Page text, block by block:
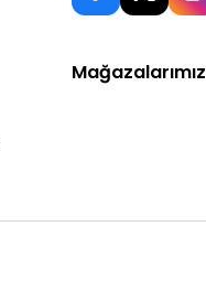
Mağazalarımız